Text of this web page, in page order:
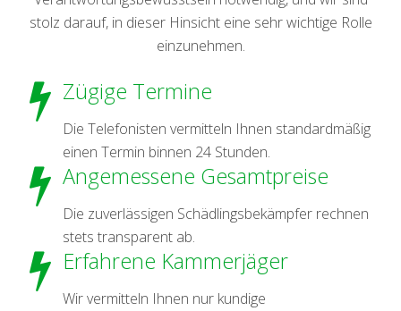
stolz darauf, in dieser Hinsicht eine sehr wichtige Rolle
einzunehmen.
Zügige Termine
Die Telefonisten vermitteln Ihnen standardmäßig
einen Termin binnen 24 Stunden.
Angemessene Gesamtpreise
Die zuverlässigen Schädlingsbekämpfer rechnen
stets transparent ab.
Erfahrene Kammerjäger
Wir vermitteln Ihnen nur kundige